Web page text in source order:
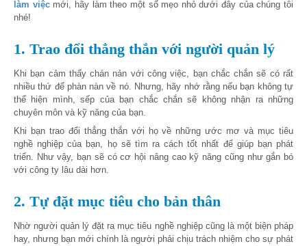
làm việcmới, hãy làm theo một số mẹo nhỏ dưới đây củachúng tôi
nhé!
1. Trao đổi thẳng thắn với người quản lý
Khi bạn cảm thấy chán nản với công việc, bạn chắc chắn sẽ có rất
nhiều thứ để phàn nàn về nó. Nhưng, hãy nhớ rằng nếu bạn không tự
thể hiện mình, sếp của bạn chắc chắn sẽ không nhận ra những
chuyên môn và kỹ năng của bạn.
Khi bạn trao đổi thẳng thắn với họ về những ước mơ và mục tiêu
nghề nghiệp của bạn, họ sẽ tìm ra cách tốt nhất để giúp bạn phát
triển. Như vậy, bạn sẽ có cơ hội nâng cao kỹ năng cũng như gắn bó
với công ty lâu dài hơn.
2. Tự đặt mục tiêu cho bản thân
Nhờ người quản lý đặt ra mục tiêu nghề nghiệp cũng là một biện pháp
hay, nhưng bạn mới chính là người phải chịu trách nhiệm cho sự phát